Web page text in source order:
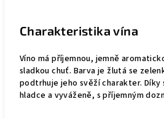
Charakteristika vína
Víno má příjemnou, jemně
sladkou chuť. Barva je žlutá se
podtrhuje jeho svěží charakter. Díky
hladce a vyváženě, s příjemným